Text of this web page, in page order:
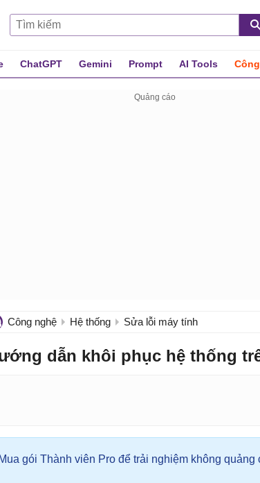
ChatGPT Gemini Prompt AI Tools
Công nghệ Hệ thống Sửa lỗi máy tính
dẫn khôi phục hệ thống
gói Thành viên Pro để trải nghiệm không quảng